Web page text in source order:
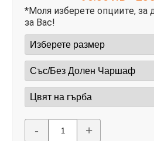
*Моля изберете опциите, за
за Вас!
- +